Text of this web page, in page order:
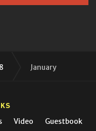
January
Video
Guestbook